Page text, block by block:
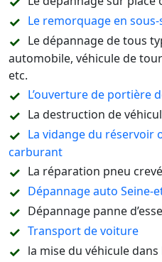
Le remorquage en sous-
Le dépannage de tous
automobile, véhicule de
etc.
L’ouverture de portière
La destruction de
La vidange du réservoir
carburant
La réparation pneu crevé
Dépannage auto Seine-
Dépannage panne
Transport de voiture
la mise du véhicule